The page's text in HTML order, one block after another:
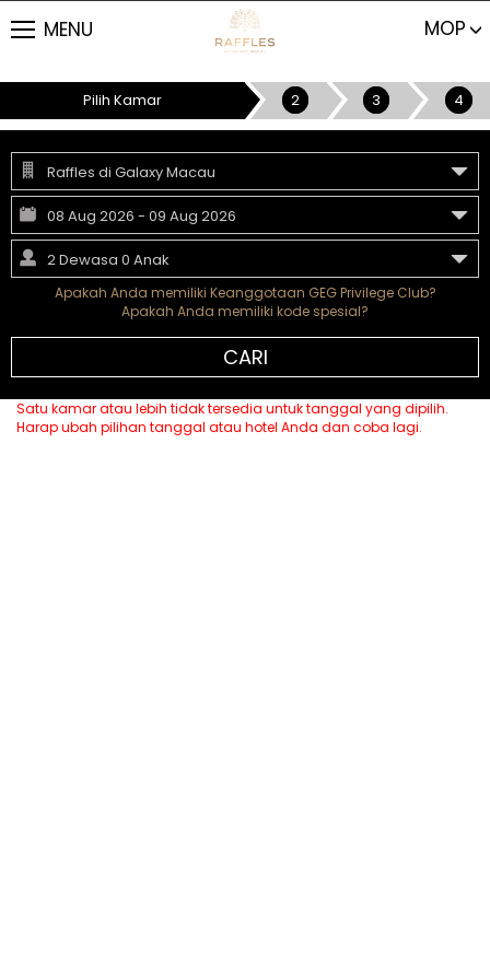
MENU MOP
Pilih Kamar 2 3 4
Raffles di Galaxy Macau
08 Aug 2026 - 09 Aug 2026
2 Dewasa 0 Anak
Apakah Anda memiliki Keanggotaan GEG Privilege Club?
Apakah Anda memiliki kode spesial?
CARI
Satu kamar atau lebih tidak tersedia untuk tanggal yang dipilih.
Harap ubah pilihan tanggal atau hotel Anda dan coba lagi.